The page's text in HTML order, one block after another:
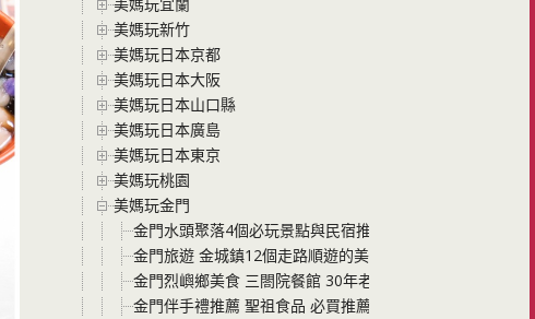
美媽玩新竹
美媽玩日本京都
美媽玩日本大阪
美媽玩日本山口縣
美媽玩日本廣島
美媽玩日本東京
美媽玩桃園
美媽玩金門
金門水頭聚落4個必玩景點與民宿推薦 讓您從民宿出門就能
金門旅遊 金城鎮12個走路順遊的美食景點通通分享 必吃必
金門烈嶼鄉美食 三閤院餐館 30年老店 在地人都吃的美食
金門伴手禮推薦 聖祖食品 必買推薦豬腳貢糖超級好吃